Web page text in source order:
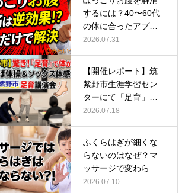
するには？40〜60代
の体に合ったアプロ
ーチ
2026.07.31
【開催レポート】筑
紫野市生涯学習セン
ターにて「足育」講
演会に登壇し…
2026.07.18
ふくらはぎが細くな
らないのはなぜ？マ
ッサージで変わらな
い根本原因
2026.07.10